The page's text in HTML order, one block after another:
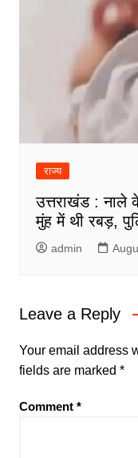
राज्य
उत्तराखंड : नाले
मुंह में थी रबड़,
admin
Leave a Reply
Your email address
fields are marked *
Comment *